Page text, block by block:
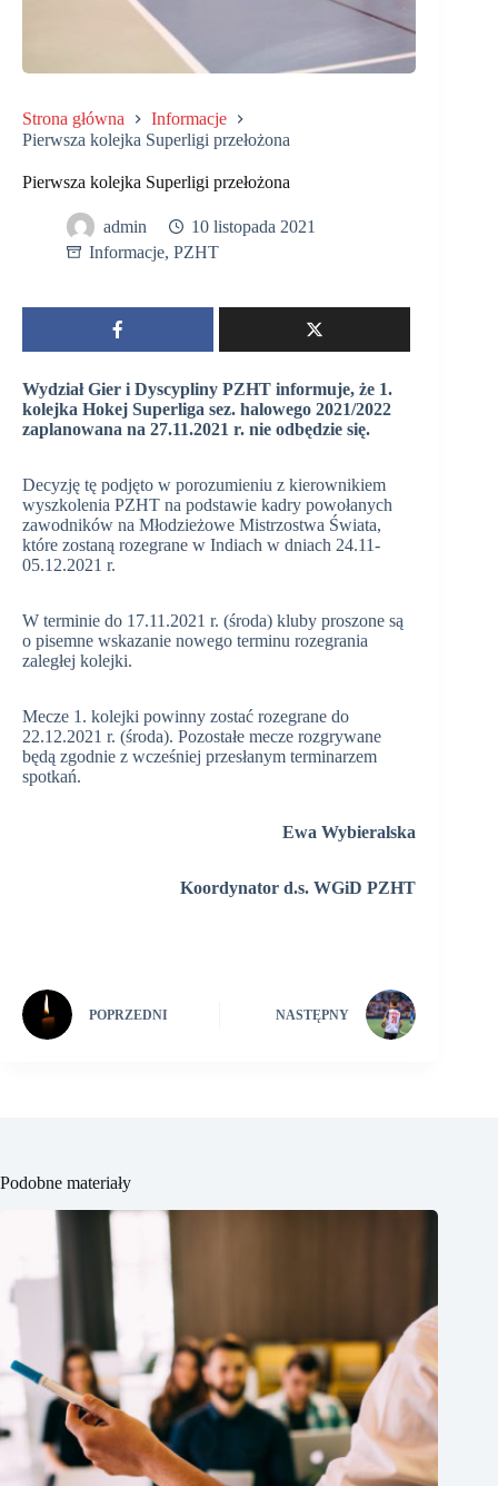
Strona główna
Informacje
Pierwsza kolejka Superligi przełożona
Pierwsza kolejka Superligi przełożona
admin
10 listopada 2021
Informacje, PZHT
Wydział Gier i Dyscypliny PZHT informuje, że 1.
kolejka Hokej Superliga sez. halowego 2021/2022
zaplanowana na 27.11.2021 r. nie odbędzie się.
Decyzję tę podjęto w porozumieniu z kierownikiem
wyszkolenia PZHT na podstawie kadry powołanych
zawodników na Młodzieżowe Mistrzostwa Świata,
które zostaną rozegrane w Indiach w dniach 24.11-
05.12.2021 r.
W terminie do 17.11.2021 r. (środa) kluby proszone są
o pisemne wskazanie nowego terminu rozegrania
zaległej kolejki.
Mecze 1. kolejki powinny zostać rozegrane do
22.12.2021 r. (środa). Pozostałe mecze rozgrywane
będą zgodnie z wcześniej przesłanym terminarzem
spotkań.
Ewa Wybieralska
Koordynator d.s. WGiD PZHT
POPRZEDNI NASTĘPNY
Podobne materiały